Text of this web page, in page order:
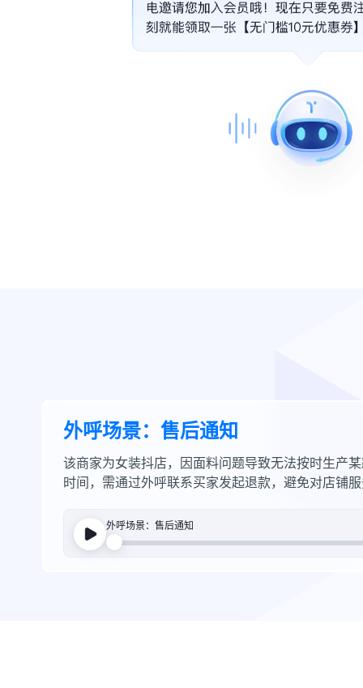
外呼场景：售后通知
该商家为女装抖店，因面料问题导致无法按时生产
时间，需通过外呼联系买家发起退款，避免对店铺
外呼场景：售后通知